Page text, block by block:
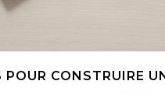
POUR CONSTRUIRE